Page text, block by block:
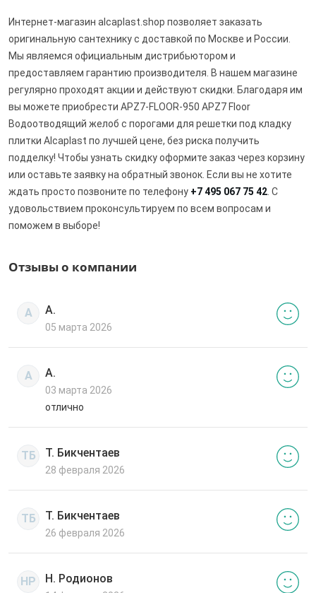
Интернет-магазин alcaplast.shop позволяет заказать
оригинальную сантехнику с доставкой по Москве и России.
Мы являемся официальным дистрибьютором и
предоставляем гарантию производителя. В нашем магазине
регулярно проходят акции и действуют скидки. Благодаря им
вы можете приобрести APZ7-FLOOR-950 APZ7 Floor
Водоотводящий желоб с порогами для решетки под кладку
плитки Alcaplast по лучшей цене, без риска получить
подделку! Чтобы узнать скидку оформите заказ через корзину
или оставьте заявку на обратный звонок. Если вы не хотите
ждать просто позвоните по телефону +7 495 067 75 42 . С
удовольствием проконсультируем по всем вопросам и
поможем в выборе!
Отзывы о компании
А А.
05 марта 2026
А А.
03 марта 2026
отлично
ТБ Т. Бикчентаев
28 февраля 2026
ТБ Т. Бикчентаев
26 февраля 2026
НР Н. Родионов